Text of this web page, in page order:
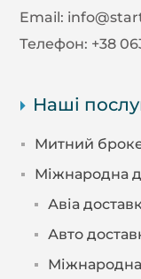
Email:
Телефон: +38
Наші
Митний
Міжнародна
Авіа
Авто